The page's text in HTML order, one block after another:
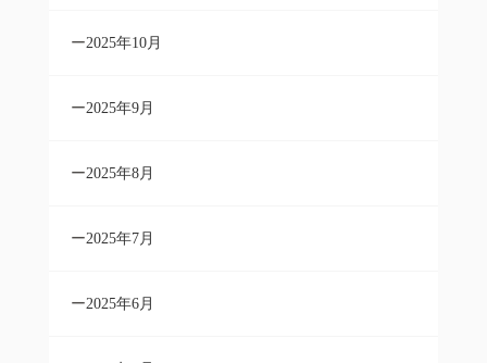
2025年10月
2025年9月
2025年8月
2025年7月
2025年6月